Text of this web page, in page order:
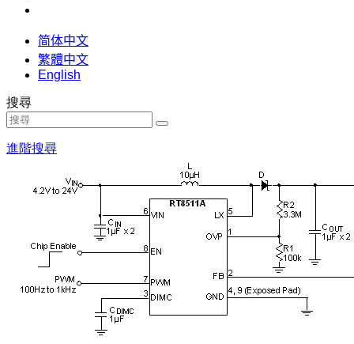
简体中文
繁體中文
English
搜尋
進階搜尋